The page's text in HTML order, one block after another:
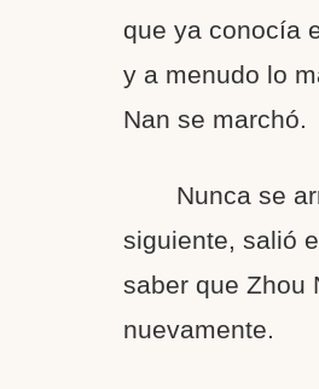
que ya conocía
y a menudo lo
Nan se marchó.
Nunca se
siguiente, salió
saber que Zhou
nuevamente.